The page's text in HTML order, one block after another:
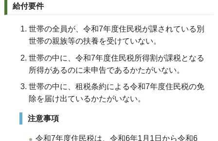
給付要件
世帯の全員が、令和7年度住民税が課されている別
世帯の親族等の扶養を受けていない。
世帯の中に、令和7年度住民税所得割が課税となる
所得があるのに未申告であるかたがいない。
世帯の中に、租税条約による令和7年度住民税の免
除を届け出ているかたがいない。
注意事項
令和7年度住民税は、令和6年1 月 1 日から令和6